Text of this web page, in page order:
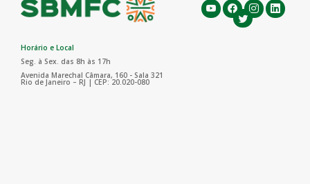
Horário e Local
Seg. à Sex. das 8h às 17h
Avenida Marechal Câmara, 160 - Sala 321
Rio de Janeiro – RJ | CEP: 20.020-080